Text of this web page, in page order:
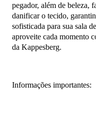
pegador, além de beleza,
danificar o tecido,
sofisticada para sua sala
aproveite cada momento
da Kappesberg.
Informações importantes: